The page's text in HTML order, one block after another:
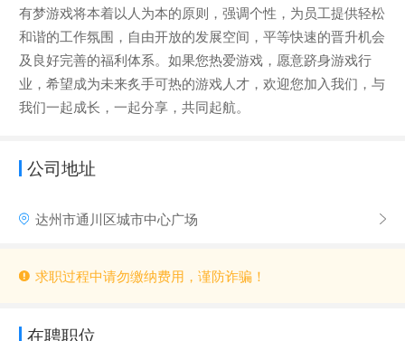
有梦游戏将本着以人为本的原则，强调个性，为员工提供轻松
和谐的工作氛围，自由开放的发展空间，平等快速的晋升机会
及良好完善的福利体系。如果您热爱游戏，愿意跻身游戏行
业，希望成为未来炙手可热的游戏人才，欢迎您加入我们，与
我们一起成长，一起分享，共同起航。
公司地址
达州市通川区城市中心广场
求职过程中请勿缴纳费用，谨防诈骗！
在聘职位